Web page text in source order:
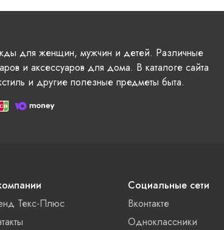
для женщин, мужчин и детей. Различные
и аксессуаров для дома. В каталоге сайта
и другие полезные предметы быта.
Текс-Плюс
Социальные сети
Вконтакте
Одноклассники